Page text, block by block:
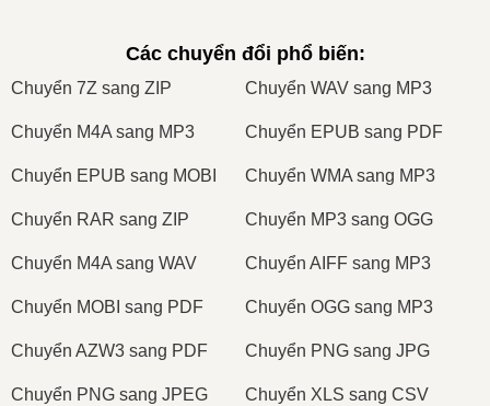
Các chuyển đổi phổ biến:
Сhuyển 7Z sang ZIP Сhuyển WAV sang MP3
Сhuyển M4A sang MP3 Сhuyển EPUB sang PDF
Сhuyển EPUB sang MOBI Сhuyển WMA sang MP3
Сhuyển RAR sang ZIP Сhuyển MP3 sang OGG
Сhuyển M4A sang WAV Сhuyển AIFF sang MP3
Сhuyển MOBI sang PDF Сhuyển OGG sang MP3
Сhuyển AZW3 sang PDF Сhuyển PNG sang JPG
Сhuyển PNG sang JPEG Сhuyển XLS sang CSV